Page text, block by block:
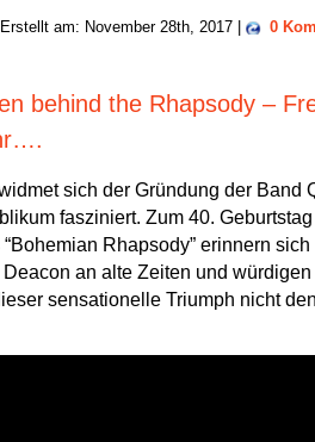
Erstellt am: November 28th, 2017 | 0
behind the Rhapsody –
sich der Gründung der Band
fasziniert. Zum 40.
Rhapsody” erinnern sich
an alte Zeiten und
sensationelle Triumph nicht